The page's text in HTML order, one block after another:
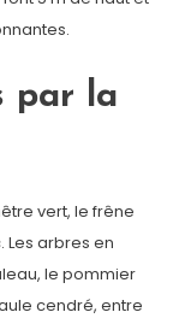
par la
vert, le frêne
Les arbres en
le pommier
cendré, entre